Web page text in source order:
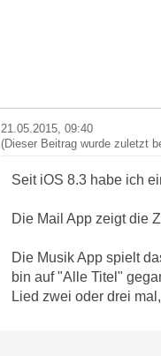
21.05.2015, 09:40
(Dieser Beitrag wurde zuletzt
Seit iOS 8.3 habe ich
Die Mail App zeigt die
Die Musik App spielt
bin auf "Alle Titel"
Lied zwei oder drei